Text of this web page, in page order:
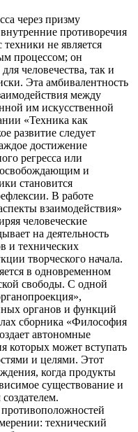
через призму
противоречия
не является
процессом; он
человечества, так и
Эта амбивалентность
между
им искусственной
«Техника как
развитие следует
достижение
регресса или
и
становится
В работе
взаимодействия»
человеческие
на деятельность
и технических
творческого начала.
в одновременном
свободы. С одной
органов и функций
сборника «Философия
автономные
которых может вступать
и целями. Этот
когда продукты
существование и
технический